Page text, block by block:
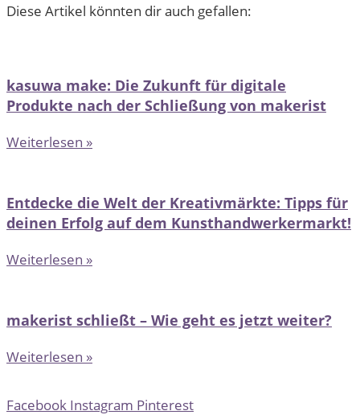
Diese Artikel könnten dir auch gefallen:
kasuwa make: Die Zukunft für digitale
Produkte nach der Schließung von makerist
Weiterlesen »
Entdecke die Welt der Kreativmärkte: Tipps für
deinen Erfolg auf dem Kunsthandwerkermarkt!
Weiterlesen »
makerist schließt – Wie geht es jetzt weiter?
Weiterlesen »
Facebook Instagram Pinterest